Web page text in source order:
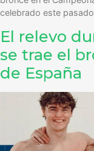
celebrado este
El relevo
se trae el
de España